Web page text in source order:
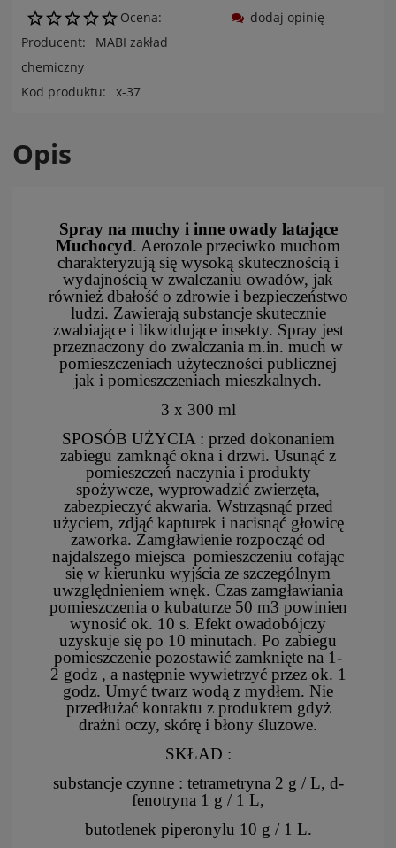
Ocena:
Producent:
MABI zakład
chemiczny
Kod produktu:
x-37
dodaj opinię
Opis
Spray na muchy i inne owady latające
Muchocyd. Aerozole przeciwko muchom
charakteryzują się wysoką skutecznością i
wydajnością w zwalczaniu owadów, jak
również dbałość o zdrowie i bezpieczeństwo
ludzi. Zawierają substancje skutecznie
zwabiające i likwidujące insekty. Spray jest
przeznaczony do zwalczania m.in. much w
pomieszczeniach użyteczności publicznej
jak i pomieszczeniach mieszkalnych.
3 x 300 ml
SPOSÓB UŻYCIA : przed dokonaniem
zabiegu zamknąć okna i drzwi. Usunąć z
pomieszczeń naczynia i produkty
spożywcze, wyprowadzić zwierzęta,
zabezpieczyć akwaria. Wstrząsnąć przed
użyciem, zdjąć kapturek i nacisnąć głowicę
zaworka. Zamgławienie rozpocząć od
najdalszego miejsca pomieszczeniu cofając
się w kierunku wyjścia ze szczególnym
uwzględnieniem wnęk. Czas zamgławiania
pomieszczenia o kubaturze 50 m3 powinien
wynosić ok. 10 s. Efekt owadobójczy
uzyskuje się po 10 minutach. Po zabiegu
pomieszczenie pozostawić zamknięte na 1-
2 godz , a następnie wywietrzyć przez ok. 1
godz. Umyć twarz wodą z mydłem. Nie
przedłużać kontaktu z produktem gdyż
drażni oczy, skórę i błony śluzowe.
SKŁAD :
substancje czynne : tetrametryna 2 g / L, d-
fenotryna 1 g / 1 L,
butotlenek piperonylu 10 g / 1 L.